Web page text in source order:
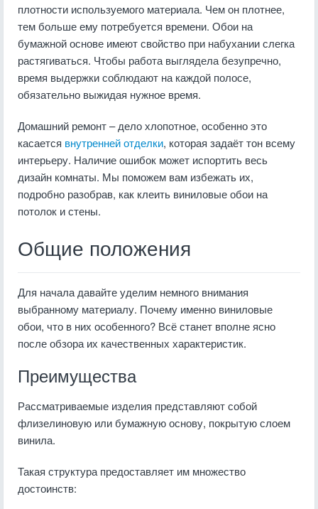
плотности используемого материала. Чем он плотнее,
тем больше ему потребуется времени. Обои на
бумажной основе имеют свойство при набухании слегка
растягиваться. Чтобы работа выглядела безупречно,
время выдержки соблюдают на каждой полосе,
обязательно выжидая нужное время.
Домашний ремонт – дело хлопотное, особенно это
касается внутренней отделки, которая задаёт тон всему
интерьеру. Наличие ошибок может испортить весь
дизайн комнаты. Мы поможем вам избежать их,
подробно разобрав, как клеить виниловые обои на
потолок и стены.
Общие положения
Для начала давайте уделим немного внимания
выбранному материалу. Почему именно виниловые
обои, что в них особенного? Всё станет вполне ясно
после обзора их качественных характеристик.
Преимущества
Рассматриваемые изделия представляют собой
флизелиновую или бумажную основу, покрытую слоем
винила.
Такая структура предоставляет им множество
достоинств: